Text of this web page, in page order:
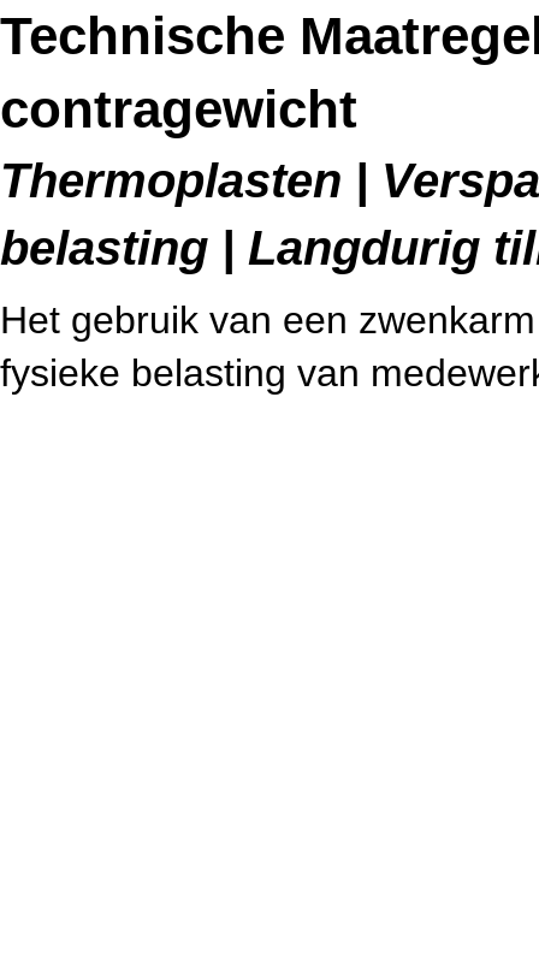
Technische
contragewicht
Thermoplasten |
belasting | Langdurig
Het gebruik van een
fysieke belasting van